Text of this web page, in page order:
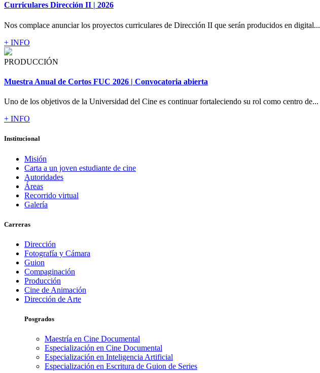
Curriculares Dirección II | 2026
Nos complace anunciar los proyectos curriculares de Dirección II que serán producidos en digital...
+ INFO
PRODUCCIÓN
Muestra Anual de Cortos FUC 2026 | Convocatoria abierta
Uno de los objetivos de la Universidad del Cine es continuar fortaleciendo su rol como centro de...
+ INFO
Institucional
Misión
Carta a un joven estudiante de cine
Autoridades
Áreas
Recorrido virtual
Galería
Carreras
Dirección
Fotografía y Cámara
Guion
Compaginación
Producción
Cine de Animación
Dirección de Arte
Posgrados
Maestría en Cine Documental
Especialización en Cine Documental
Especialización en Inteligencia Artificial
Especialización en Escritura de Guion de Series